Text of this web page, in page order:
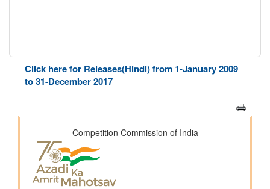
Click here for Releases(Hindi) from 1-January 2009
to 31-December 2017